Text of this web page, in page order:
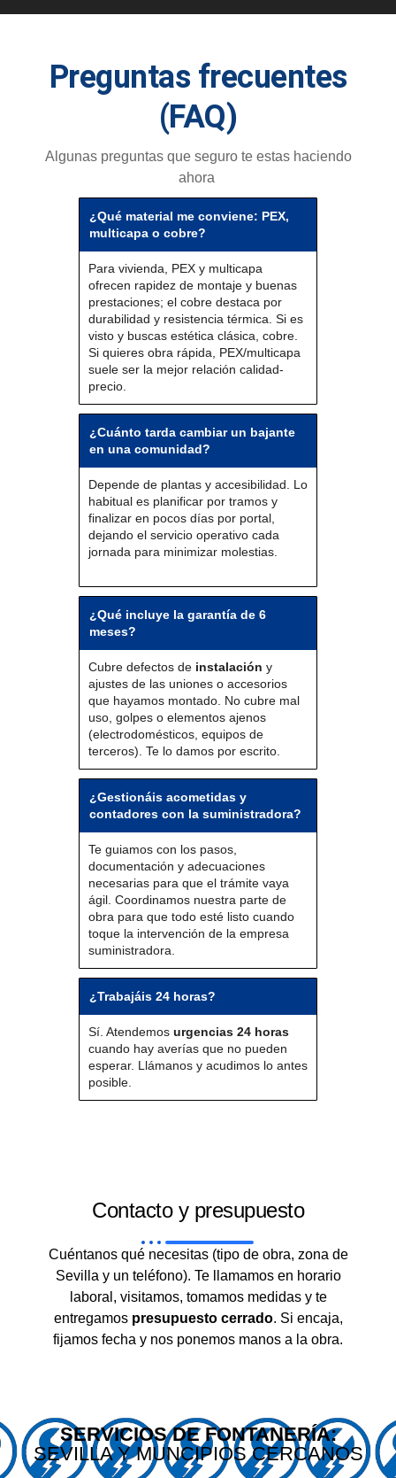
Preguntas frecuentes
(FAQ)
Algunas preguntas que seguro te estas haciendo
ahora
¿Qué material me conviene: PEX,
multicapa o cobre?
Para vivienda, PEX y multicapa
ofrecen rapidez de montaje y buenas
prestaciones; el cobre destaca por
durabilidad y resistencia térmica. Si es
visto y buscas estética clásica, cobre.
Si quieres obra rápida, PEX/multicapa
suele ser la mejor relación calidad-
precio.
¿Cuánto tarda cambiar un bajante
en una comunidad?
Depende de plantas y accesibilidad. Lo
habitual es planificar por tramos y
finalizar en pocos días por portal,
dejando el servicio operativo cada
jornada para minimizar molestias.
¿Qué incluye la garantía de 6
meses?
Cubre defectos de instalación y
ajustes de las uniones o accesorios
que hayamos montado. No cubre mal
uso, golpes o elementos ajenos
(electrodomésticos, equipos de
terceros). Te lo damos por escrito.
¿Gestionáis acometidas y
contadores con la suministradora?
Te guiamos con los pasos,
documentación y adecuaciones
necesarias para que el trámite vaya
ágil. Coordinamos nuestra parte de
obra para que todo esté listo cuando
toque la intervención de la empresa
suministradora.
¿Trabajáis 24 horas?
Sí. Atendemos urgencias 24 horas
cuando hay averías que no pueden
esperar. Llámanos y acudimos lo antes
posible.
Contacto y presupuesto
Cuéntanos qué necesitas (tipo de obra, zona de
Sevilla y un teléfono). Te llamamos en horario
laboral, visitamos, tomamos medidas y te
entregamos presupuesto cerrado. Si encaja,
fijamos fecha y nos ponemos manos a la obra.
SERVICIOS DE FONTANERÍA:
SEVILLA Y MUNCIPIOS CERCANOS